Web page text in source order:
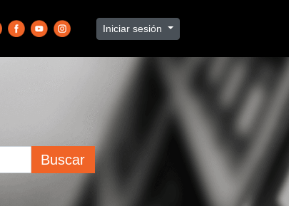
Iniciar sesión
Buscar